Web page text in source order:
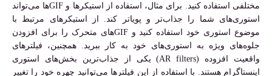
مختلفی استفاده کنید. برای مثال، استفاده از استیکرها و GIFها می‌تواند
استوری‌های شما را جذاب‌تر و پویاتر کند. از استیکرهای مرتبط با
موضوع استوری خود استفاده کنید و GIFهای متحرک را برای افزودن
جلوه‌های ویژه به استوری‌های خود به کار ببرید. همچنین، فیلترهای
واقعیت افزوده (AR filters) یکی از جذاب‌ترین بخش‌های استوری
اینستاگرام هستند. با استفاده از این فیلترها می‌توانید چهره خود را تغییر